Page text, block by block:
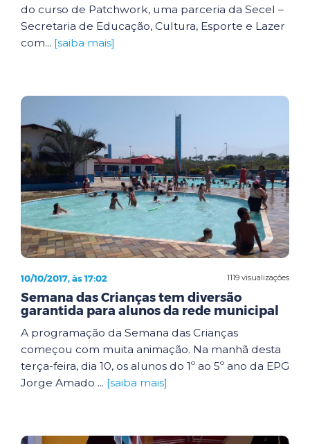
do curso de Patchwork, uma parceria da Secel –
Secretaria de Educação, Cultura, Esporte e Lazer
com... [saiba mais]
1119 visualizações
10/10/2017, às 17:02
Semana das Crianças tem diversão
garantida para alunos da rede municipal
A programação da Semana das Crianças
começou com muita animação. Na manhã desta
terça-feira, dia 10, os alunos do 1º ao 5º ano da EPG
Jorge Amado ... [saiba mais]